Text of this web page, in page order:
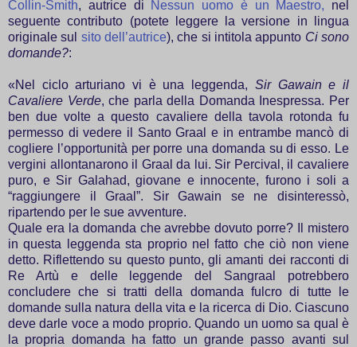
Collin-Smith, autrice di Nessun uomo è un Maestro, nel
seguente contributo (potete leggere la versione in lingua
originale sul sito dell’autrice), che si intitola appunto Ci sono
domande?:
«Nel ciclo arturiano vi è una leggenda, Sir Gawain e il
Cavaliere Verde, che parla della Domanda Inespressa. Per
ben due volte a questo cavaliere della tavola rotonda fu
permesso di vedere il Santo Graal e in entrambe mancò di
cogliere l’opportunità per porre una domanda su di esso. Le
vergini allontanarono il Graal da lui. Sir Percival, il cavaliere
puro, e Sir Galahad, giovane e innocente, furono i soli a
“raggiungere il Graal”. Sir Gawain se ne disinteressò,
ripartendo per le sue avventure.
Quale era la domanda che avrebbe dovuto porre? Il mistero
in questa leggenda sta proprio nel fatto che ciò non viene
detto. Riflettendo su questo punto, gli amanti dei racconti di
Re Artù e delle leggende del Sangraal potrebbero
concludere che si tratti della domanda fulcro di tutte le
domande sulla natura della vita e la ricerca di Dio. Ciascuno
deve darle voce a modo proprio. Quando un uomo sa qual è
la propria domanda ha fatto un grande passo avanti sul